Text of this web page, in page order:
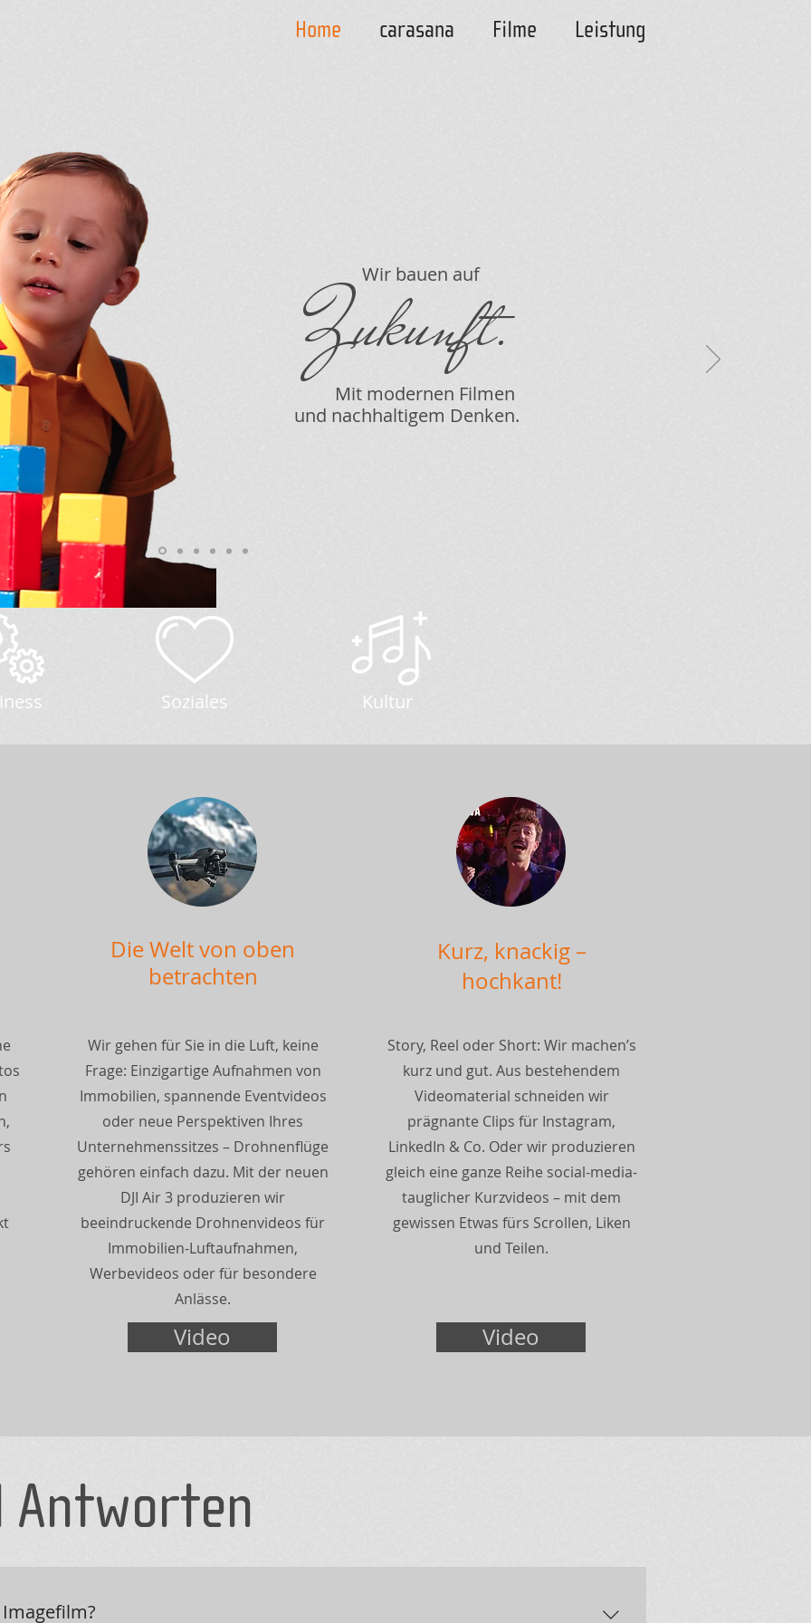
Home carasana Filme Leistung
Wir bauen auf
Zukunft.
Mit modernen Filmen
und nachhaltigem Denken.
Soziales Kultur
Die Welt von oben
betrachten
Wir gehen für Sie in die Luft, keine
Frage: Einzigartige Aufnahmen von
Immobilien, spannende Eventvideos
oder neue Perspektiven Ihres
Unternehmenssitzes – Drohnenflüge
gehören einfach dazu. Mit der neuen
DJI Air 3 produzieren wir
beeindruckende Drohnenvideos für
Immobilien-Luftaufnahmen,
Werbevideos oder für besondere
Anlässe.
Video
Kurz, knackig –
hochkant!
Story, Reel oder Short: Wir machen’s
kurz und gut. Aus bestehendem
Videomaterial schneiden wir
prägnante Clips für Instagram,
LinkedIn & Co. Oder wir produzieren
gleich eine ganze Reihe social-media-
tauglicher Kurzvideos – mit dem
gewissen Etwas fürs Scrollen, Liken
und Teilen.
Video
Antworten